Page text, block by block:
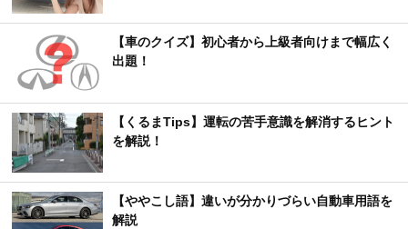
【車のクイズ】初心者から上級者向けまで幅広く
出題！
【くるまTips】運転の苦手意識を解消するヒント
を解説！
【ややこし語】違いが分かりづらい自動車用語を
解説